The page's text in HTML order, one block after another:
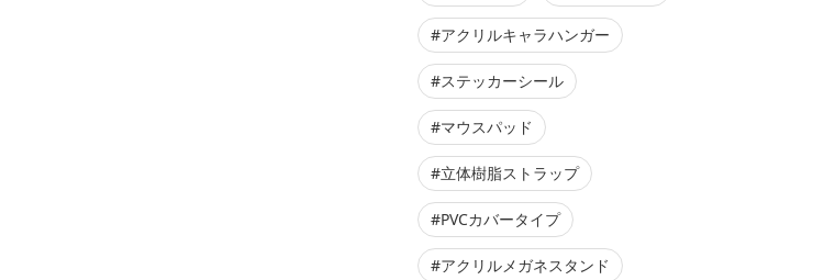
#アクリルキャラハンガー
#ステッカーシール
#マウスパッド
#立体樹脂ストラップ
#PVCカバータイプ
#アクリルメガネスタンド